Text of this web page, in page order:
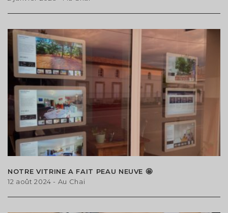
NOTRE VITRINE A FAIT PEAU NEUVE 🤩
12 août 2024 - Au Chai
Appartement
Terrain
ACCÉDER AU FORMULAIRE